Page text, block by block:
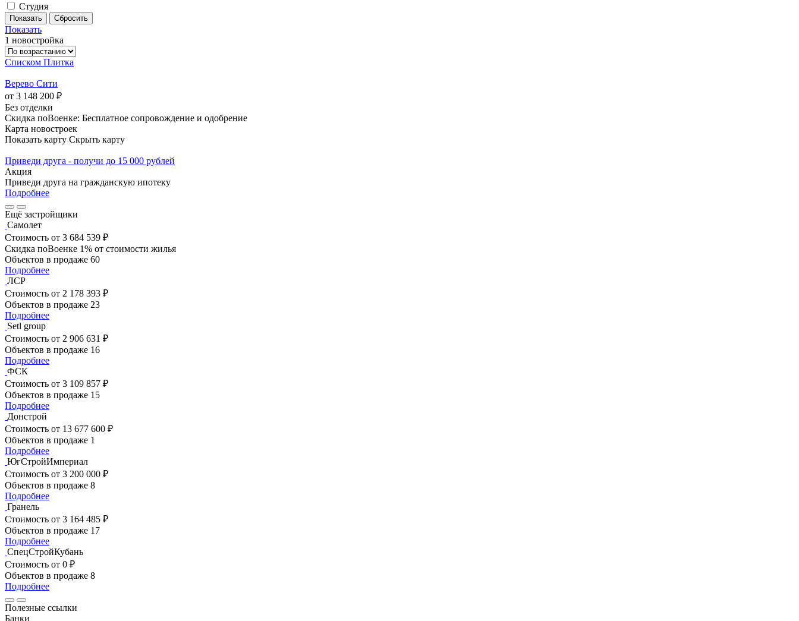
Студия
Показать
1 новостройка
Списком Плитка
Верево Сити
от 3 148 200 ₽
Без отделки
Скидка поВоенке: Бесплатное сопровождение и одобрение
Карта новостроек
Показать карту Скрыть карту
Приведи друга - получи до 15 000 рублей
Акция
Приведи друга на гражданскую ипотеку
Подробнее
Ещё застройщики
Самолет
Стоимость от 3 684 539 ₽
Скидка поВоенке 1% от стоимости жилья
Объектов в продаже 60
Подробнее
ЛСР
Стоимость от 2 178 393 ₽
Объектов в продаже 23
Подробнее
Setl group
Стоимость от 2 906 631 ₽
Объектов в продаже 16
Подробнее
ФСК
Стоимость от 3 109 857 ₽
Объектов в продаже 15
Подробнее
Донстрой
Стоимость от 13 677 600 ₽
Объектов в продаже 1
Подробнее
ЮгСтройИмпериал
Стоимость от 3 200 000 ₽
Объектов в продаже 8
Подробнее
Гранель
Стоимость от 3 164 485 ₽
Объектов в продаже 17
Подробнее
СпецСтройКубань
Стоимость от 0 ₽
Объектов в продаже 8
Подробнее
Полезные ссылки
Банки